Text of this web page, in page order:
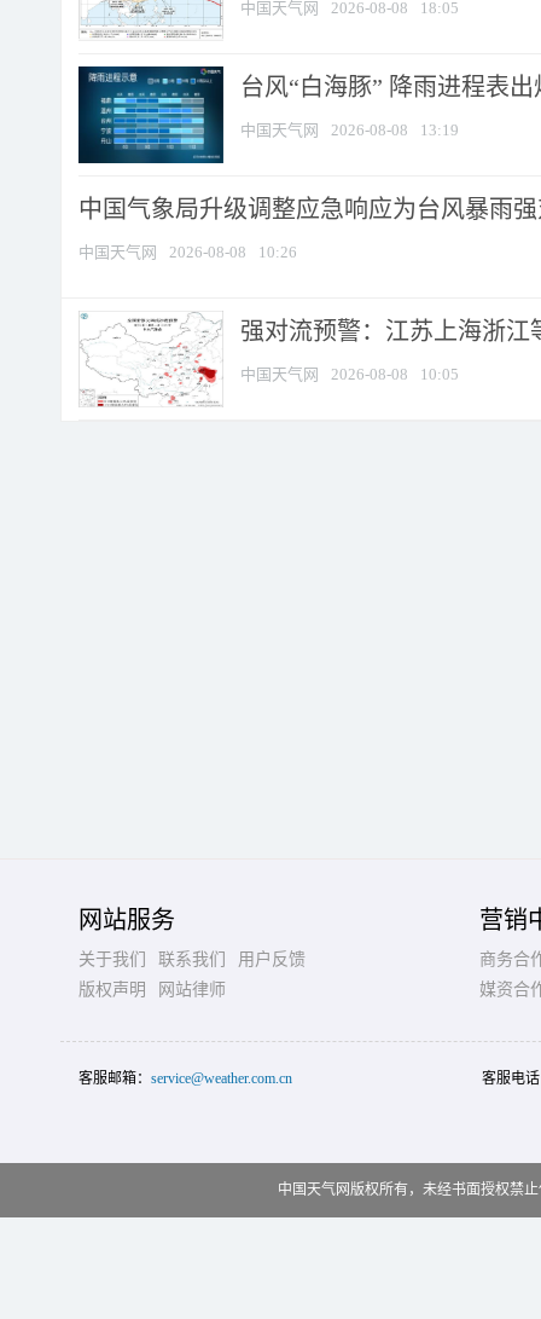
中国天气网 2026-08-08 18:05
台风“白海豚” 降雨进程表
中国天气网 2026-08-08 13:19
中国气象局升级调整应急响应为台风暴雨
中国天气网 2026-08-08 10:26
强对流预警：江苏上海浙江
中国天气网 2026-08-08 10:05
网站服务
关于我们 联系我们
用户反馈
版权声明
网站律师
营销
商务合
媒资合
客服邮箱： service@weather.com.cn 客服电
中国天气网版权所有，未经书面授权